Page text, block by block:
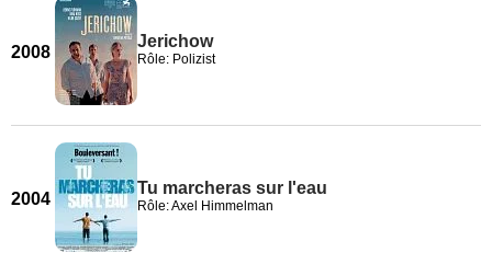
2008
Jerichow
Rôle: Polizist
2004
Tu marcheras sur l'eau
Rôle: Axel Himmelman